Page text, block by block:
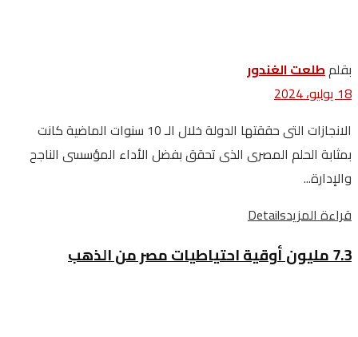
بقلمطلعت الغندور
18 يوليو، 2024
الانجازات التى حققتها الدولة خلال الـ 10 سنوات الماضية كانت
بمثابة الحلم المصرى الذى تحقق بفضل الأداء المؤسسى الناجح
والإدارة...
قراءة المزيدDetails
7.3 مليون أوقية احتياطيات مصر من الذهب